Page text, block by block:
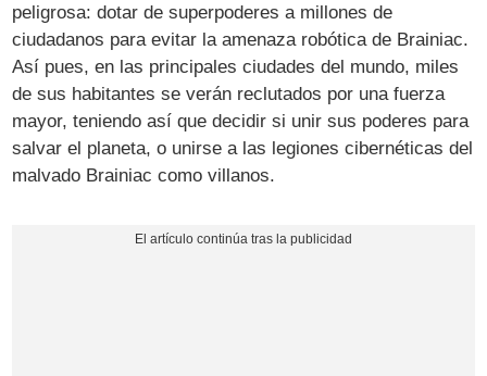
peligrosa: dotar de superpoderes a millones de
ciudadanos para evitar la amenaza robótica de Brainiac.
Así pues, en las principales ciudades del mundo, miles
de sus habitantes se verán reclutados por una fuerza
mayor, teniendo así que decidir si unir sus poderes para
salvar el planeta, o unirse a las legiones cibernéticas del
malvado Brainiac como villanos.